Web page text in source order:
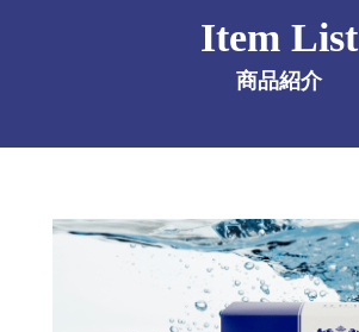
Item List
商品紹介